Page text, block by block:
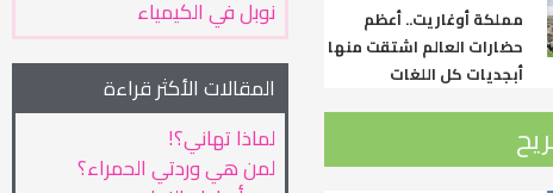
نوبل في الكيمياء
المقالات الأكثر قراءة
لماذا تهاني؟!
لمن هي وردتي الحمراء؟
مملكة أوغاريت.. أعظم
حضارات العالم اشتقت منها
أبجديات كل اللغات